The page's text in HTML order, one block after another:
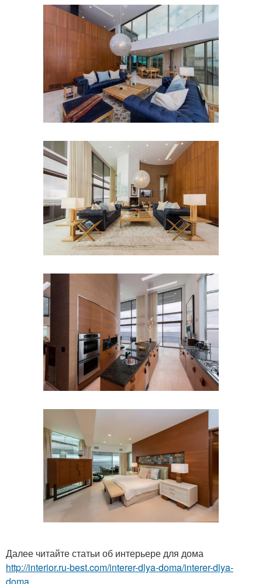
Далее читайте статьи об интерьере для дома
http://interior.ru-best.com/interer-dlya-doma/interer-dlya-
doma